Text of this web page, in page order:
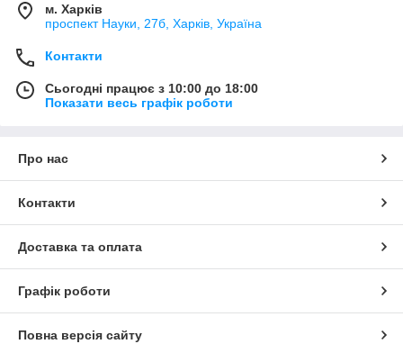
м. Харків
проспект Науки, 27б, Харків, Україна
Контакти
Сьогодні працює з 10:00 до 18:00
Показати весь графік роботи
Про нас
Контакти
Доставка та оплата
Графік роботи
Повна версія сайту